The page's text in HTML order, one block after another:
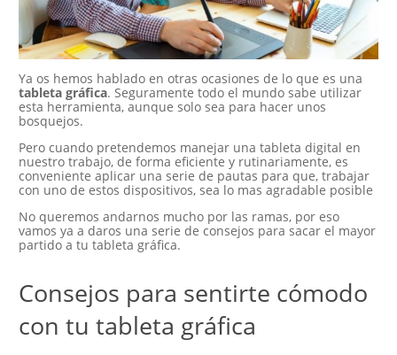
Ya os hemos hablado en otras ocasiones de lo que es una
tableta gráfica. Seguramente todo el mundo sabe utilizar
esta herramienta, aunque solo sea para hacer unos
bosquejos.
Pero cuando pretendemos manejar una tableta digital en
nuestro trabajo, de forma eficiente y rutinariamente, es
conveniente aplicar una serie de pautas para que, trabajar
con uno de estos dispositivos, sea lo mas agradable posible
No queremos andarnos mucho por las ramas, por eso
vamos ya a daros una serie de consejos para sacar el mayor
partido a tu tableta gráfica.
Consejos para sentirte cómodo
con tu tableta gráfica